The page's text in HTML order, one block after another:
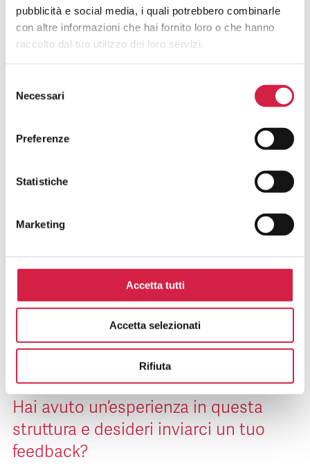
pubblicità e social media, i quali potrebbero combinarle
con altre informazioni che hai fornito loro o che hanno
raccolto dal tuo utilizzo dei loro servizi.
delNecessari
Preferenze
Statistiche
Marketing
Accetta tutti
Accetta selezionati
Rifiuta
FAQ SUGLI OSPEDALI BOLLINO
Cosa Sono Gli Ospedali Bollino Rosa?
Rosa?
Come Riconosco Un Ospedale Bollino
Come Posso Utilizzare I Servizi Offerti
Quali Sono I Vantaggi Per La
Popolazione?
Hai avuto un’esperienza in questa
struttura e desideri inviarci un tuo
feedback?